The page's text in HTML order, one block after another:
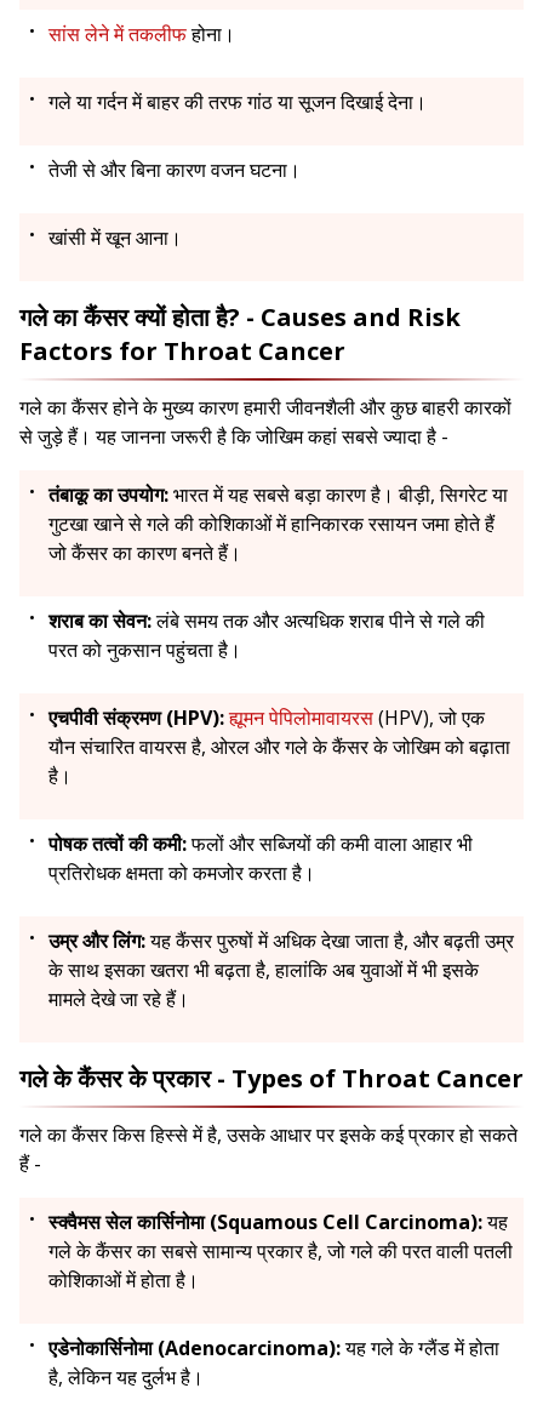
सांस लेने में तकलीफहोना।
गले या गर्दन में बाहर की तरफ गांठ या सूजन दिखाई देना।
तेजी से और बिना कारण वजन घटना।
खांसी में खून आना।
गले का कैंसर क्यों होता है? - Causes and Risk
Factors for Throat Cancer
गले का कैंसर होने के मुख्य कारण हमारी जीवनशैली और कुछ बाहरी कारकों
से जुड़े हैं। यह जानना जरूरी है कि जोखिम कहां सबसे ज्यादा है -
तंबाकू का उपयोग:भारत में यह सबसे बड़ा कारण है। बीड़ी, सिगरेट या
गुटखा खाने से गले की कोशिकाओं में हानिकारक रसायन जमा होते हैं
जो कैंसर का कारण बनते हैं।
शराब का सेवन:लंबे समय तक और अत्यधिक शराब पीने से गले की
परत को नुकसान पहुंचता है।
एचपीवी संक्रमण (HPV):ह्यूमन पेपिलोमावायरस(HPV), जो एक
यौन संचारित वायरस है, ओरल और गले के कैंसर के जोखिम को बढ़ाता
है।
पोषक तत्वों की कमी:फलों और सब्जियों की कमी वाला आहार भी
प्रतिरोधक क्षमता को कमजोर करता है।
उम्र और लिंग:यह कैंसर पुरुषों में अधिक देखा जाता है, और बढ़ती उम्र
के साथ इसका खतरा भी बढ़ता है, हालांकि अब युवाओं में भी इसके
मामले देखे जा रहे हैं।
गले के कैंसर के प्रकार - Types of Throat Cancer
गले का कैंसर किस हिस्से में है, उसके आधार पर इसके कई प्रकार हो सकते
हैं -
स्क्वैमस सेल कार्सिनोमा (Squamous Cell Carcinoma):यह
गले के कैंसर का सबसे सामान्य प्रकार है, जो गले की परत वाली पतली
कोशिकाओं में होता है।
एडेनोकार्सिनोमा (Adenocarcinoma):यह गले के ग्लैंड में होता
है, लेकिन यह दुर्लभ है।